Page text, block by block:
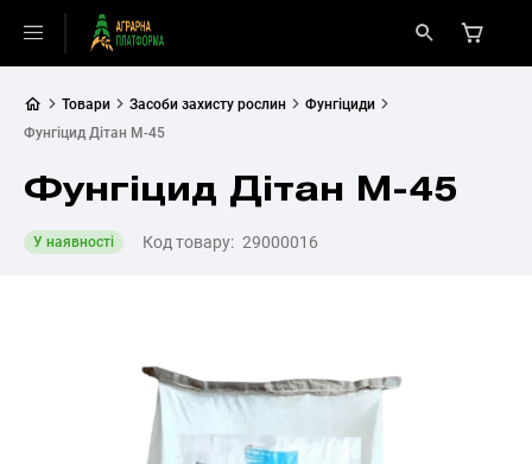
Товари Засоби захисту рослин
Фунгіциди
Фунгіцид Дітан М-45
Фунгіцид Дітан М-45
У наявності Код товару: 29000016